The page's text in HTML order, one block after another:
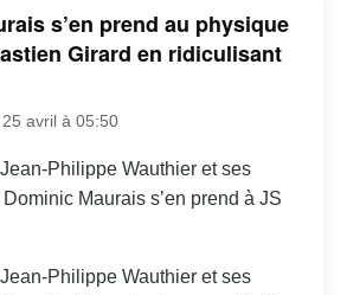
s’en prend au physique
Girard en ridiculisant
avril à 05:50
Philippe Wauthier et ses
Maurais s’en prend à JS
Philippe Wauthier et ses